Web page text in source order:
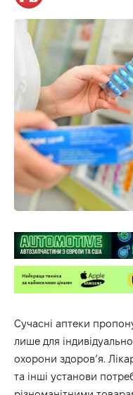
Сучасні аптеки
лише для
охорони здоров’я.
та інші установи